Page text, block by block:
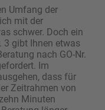
Umfang der
mit der
schwer. Doch ein
3 gibt Ihnen etwas
nach GO-Nr.
Im
dass für
Zeitrahmen von
Minuten